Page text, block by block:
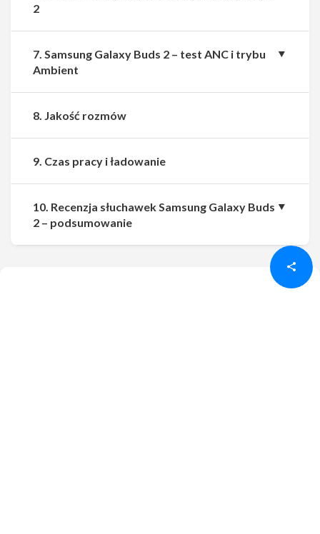
Udostępnij
2
7. Samsung Galaxy Buds 2 – test ANC i trybu
Ambient
8. Jakość rozmów
9. Czas pracy i ładowanie
10. Recenzja słuchawek Samsung Galaxy Buds
2 – podsumowanie